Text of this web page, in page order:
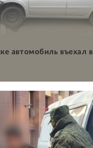
автомобиль въехал в